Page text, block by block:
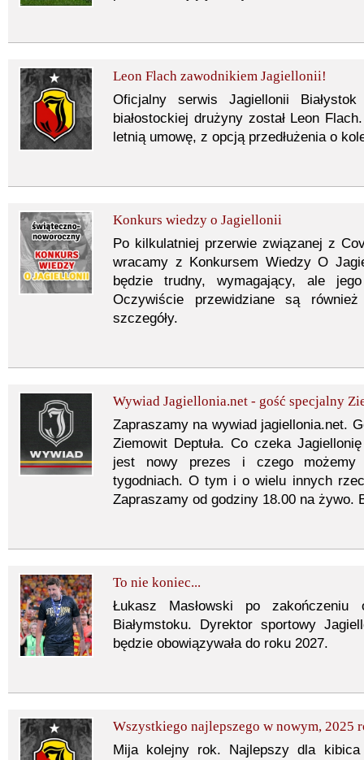
Leon Flach zawodnikiem Jagiellonii!
Oficjalny serwis Jagiellonii
białostockiej drużyny został Leon
letnią umowę, z opcją przedłużenia o
Konkurs wiedzy o Jagiellonii
Po kilkulatniej przerwie związanej z
wracamy z Konkursem Wiedzy O
będzie trudny, wymagający, ale
Oczywiście przewidziane są
szczegóły.
Wywiad Jagiellonia.net - gość specjalny
Zapraszamy na wywiad jagiellonia.net.
Ziemowit Deptuła. Co czeka
jest nowy prezes i czego możemy
tygodniach. O tym i o wielu innych
Zapraszamy od godziny 18.00 na żywo.
To nie koniec...
Łukasz Masłowski po zakończeniu
Białymstoku. Dyrektor sportowy
będzie obowiązywała do roku 2027.
Wszystkiego najlepszego w nowym, 2025
Mija kolejny rok. Najlepszy dla kibica